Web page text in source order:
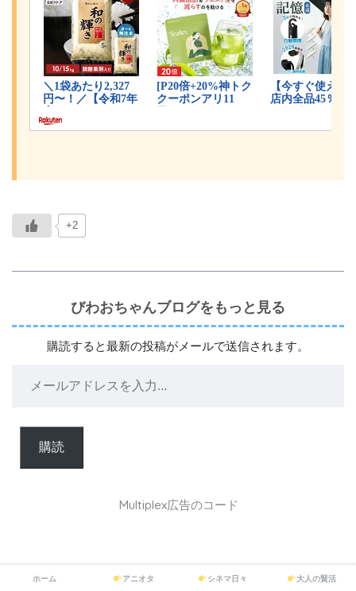
+2
びわおちゃんブログをもっと見る
購読すると最新の投稿がメールで送信されます。
購読
Multiplex広告のコード
ホーム アニオタ シネマ日々 大人の賢活